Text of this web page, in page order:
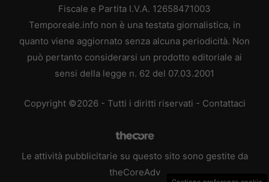
Fiscale e Partita I.V.A. 12658471003
Temporeale.info non è una testata giornalistica, in
quanto viene aggiornato senza alcuna periodicità. Non
può pertanto considerarsi un prodotto editoriale ai
sensi della legge n. 62 del 07.03.2001
Copyright ©2026 - Tutti i diritti riservati - Contattaci
Le attività pubblicitarie su questo sito sono gestite da
theCoreAdv